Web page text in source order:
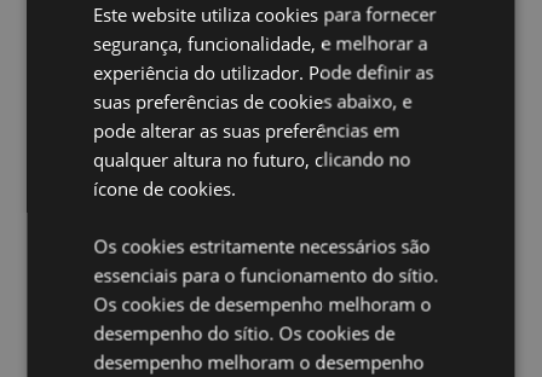
Descrição do Produto
Brinquedo de pelúcia espremível Queasy Squeezies J
´Adoramals Heart Coração
Material:Poliéster, Poliacrilato Contas
Marcação CE:Sim
Adequado para crianças:
EN71:Sim
Feriado Sazonal/Ocasião Festiva:Dia dos Namorados
Ampliar informação:
Este website utiliza cookies para fornecer
segurança, funcionalidade, e melhorar a
experiência do utilizador. Pode definir as
suas preferências de cookies abaixo, e
pode alterar as suas preferências em
qualquer altura no futuro, clicando no
ícone de cookies.
Os cookies estritamente necessários são
essenciais para o funcionamento do sítio.
Os cookies de desempenho melhoram o
desempenho do sítio. Os cookies de
desempenho melhoram o desempenho